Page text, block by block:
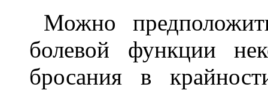
Можно
болевой функции
бросания в